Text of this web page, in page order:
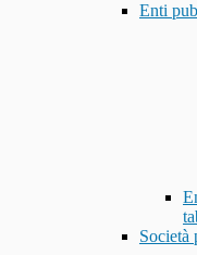
Enti
Società